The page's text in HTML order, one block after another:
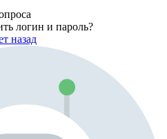
логин и пароль?
назад